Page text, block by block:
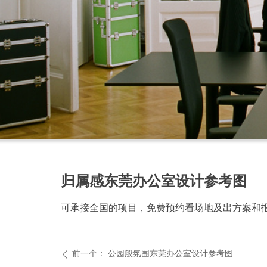
ꄴ 前一个： 公园般氛围东莞办公室设计参考图
可承接全国的项目，免费预约看场地及出方案和
归属感东莞办公室设计参考图